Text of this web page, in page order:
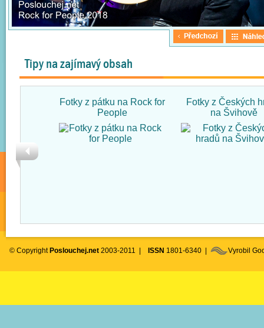
Tipy na zajímavý obsah
Fotky z pátku na Rock for
People
Fotky z Českých
na Švihově
© Copyright Poslouchej.net 2003-2011 | ISSN 1801-6340 | Vyrobil